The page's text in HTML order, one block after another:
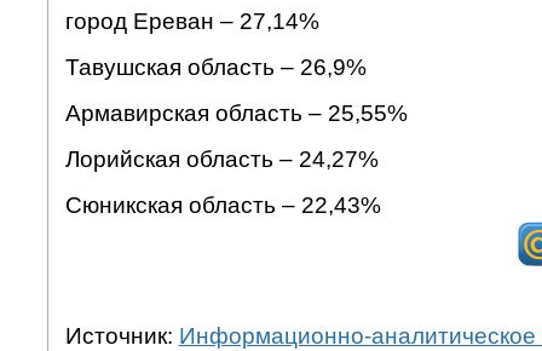
город Ереван – 27,14%
Тавушская область – 26,9%
Армавирская область – 25,55%
Лорийская область – 24,27%
Сюникская область – 22,43%
Источник: Информационно-аналитическое